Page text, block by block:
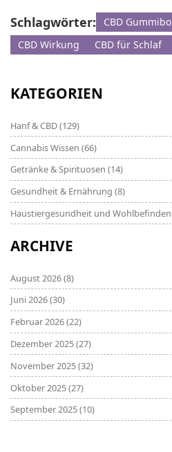
Schlagwörter: CBD
CBD Wirkung
CBD für Schlaf
KATEGORIEN
Hanf & CBD(129)
Cannabis Wissen (66)
Getränke & Spirituosen (14)
Gesundheit & Ernährung (8)
Haustiergesundheit und Wohlbefinden
ARCHIVE
August 2026(8)
Juni 2026(30)
Februar 2026(22)
Dezember 2025(27)
November 2025(32)
Oktober 2025(27)
September 2025(10)